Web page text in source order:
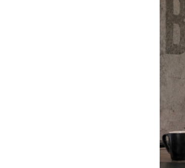
Manassero, Samsung Ads: «Con Total